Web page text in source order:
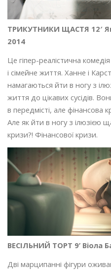
ТРИКУТНИКИ ЩАСТЯ 12′
2014
Це гіпер-реалістична
і сімейне життя. Ханне і
намагаються йти в ногу з
життя до цікавих сусідів.
в передмісті, але фінансова
Але як йти в ногу з ілюзією
кризи?! Фінансової кризи.
ВЕСІЛЬНИЙ ТОРТ 9’ Віола
Дві марципанні фігури